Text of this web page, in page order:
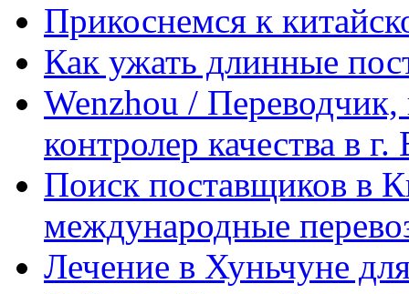
Прикоснемся к
Как ужать длинные
Wenzhou / Переводчик,
контролер качества в
Поиск поставщиков в
международные
Лечение в Хуньчуне